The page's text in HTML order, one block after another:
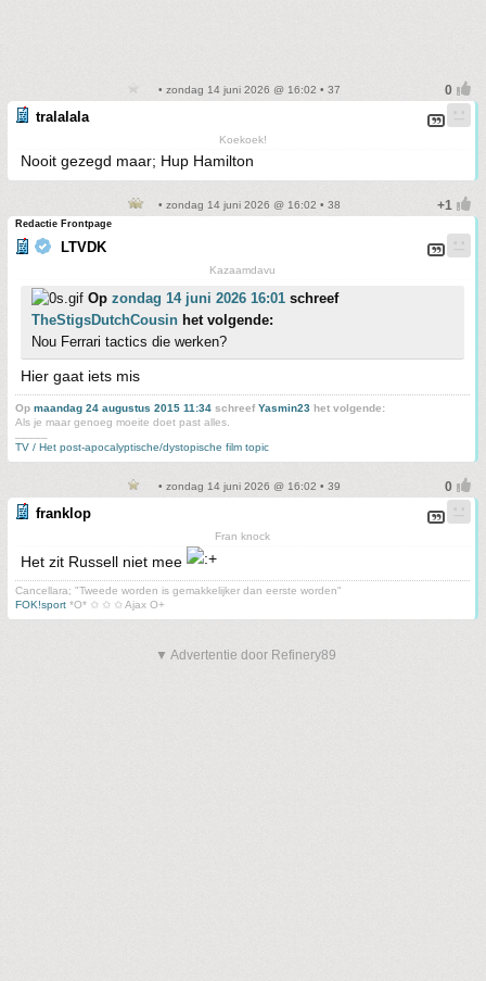
• zondag 14 juni 2026 @ 16:02 • 37
tralalala
Koekoek!
Nooit gezegd maar; Hup Hamilton
• zondag 14 juni 2026 @ 16:02 • 38
Redactie Frontpage
LTVDK
Kazaamdavu
Op zondag 14 juni 2026 16:01 schreef
TheStigsDutchCousin het volgende:
Nou Ferrari tactics die werken?
Hier gaat iets mis
Op maandag 24 augustus 2015 11:34 schreefYasmin23 het volgende:
Als je maar genoeg moeite doet past alles.
TV / Het post-apocalyptische/dystopische film topic
• zondag 14 juni 2026 @ 16:02 • 39
franklop
Fran knock
Het zit Russell niet mee
Cancellara; "Tweede worden is gemakkelijker dan eerste worden"
FOK!sport *O* ✩ ✩ ✩ Ajax O+
▼ Advertentie door Refinery89